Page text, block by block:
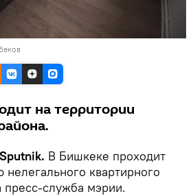
на территории
В Бишкеке проходит
квартирного
служба мэрии.